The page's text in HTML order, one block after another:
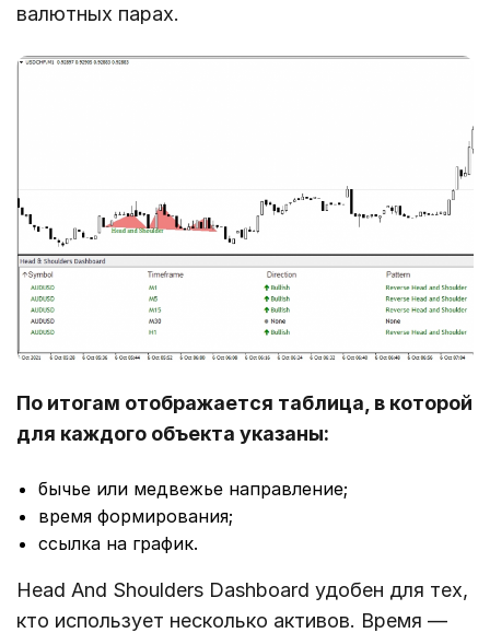
валютных парах.
По итогам отображается таблица, в которой
для каждого объекта указаны:
бычье или медвежье направление;
время формирования;
ссылка на график.
Head And Shoulders Dashboard удобен для тех,
кто использует несколько активов. Время ―